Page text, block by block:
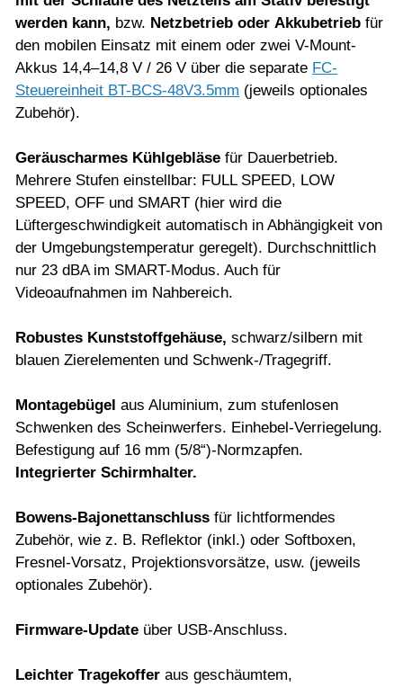
werden kann, bzw. Netzbetrieb oder Akkubetrieb für
den mobilen Einsatz mit einem oder zwei V-Mount-
Akkus 14,4–14,8 V / 26 V über die separate FC-
Steuereinheit BT-BCS-48V3.5mm (jeweils optionales
Zubehör).
Geräuscharmes Kühlgebläse für Dauerbetrieb.
Mehrere Stufen einstellbar: FULL SPEED, LOW
SPEED, OFF und SMART (hier wird die
Lüftergeschwindigkeit automatisch in Abhängigkeit von
der Umgebungstemperatur geregelt). Durchschnittlich
nur 23 dBA im SMART-Modus. Auch für
Videoaufnahmen im Nahbereich.
Robustes Kunststoffgehäuse, schwarz/silbern mit
blauen Zierelementen und Schwenk-/Tragegriff.
Montagebügel aus Aluminium, zum stufenlosen
Schwenken des Scheinwerfers. Einhebel-Verriegelung.
Befestigung auf 16 mm (5/8“)-Normzapfen.
Integrierter Schirmhalter.
Bowens-Bajonettanschluss für lichtformendes
Zubehör, wie z. B. Reflektor (inkl.) oder Softboxen,
Fresnel-Vorsatz, Projektionsvorsätze, usw. (jeweils
optionales Zubehör).
Firmware-Update über USB-Anschluss.
Leichter Tragekoffer aus geschäumtem,